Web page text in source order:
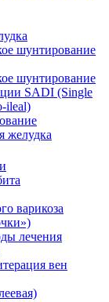
шунтирование
шунтирование
SADI (Single
ileal)
желудка
варикоза
лечения
вен